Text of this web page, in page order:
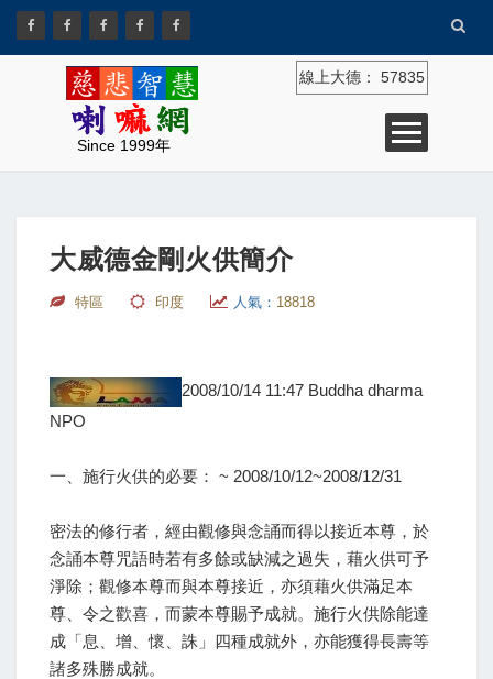
Since 1999年
線上大德： 57835
大威德金剛火供簡介
特區 印度 人氣： 18818
2008/10/14 11:47 Buddha dharma
NPO
一、施行火供的必要： ~ 2008/10/12~2008/12/31
密法的修行者，經由觀修與念誦而得以接近本尊，於
念誦本尊咒語時若有多餘或缺減之過失，藉火供可予
淨除；觀修本尊而與本尊接近，亦須藉火供滿足本
尊、令之歡喜，而蒙本尊賜予成就。施行火供除能達
成「息、增、懷、誅」四種成就外，亦能獲得長壽等
諸多殊勝成就。